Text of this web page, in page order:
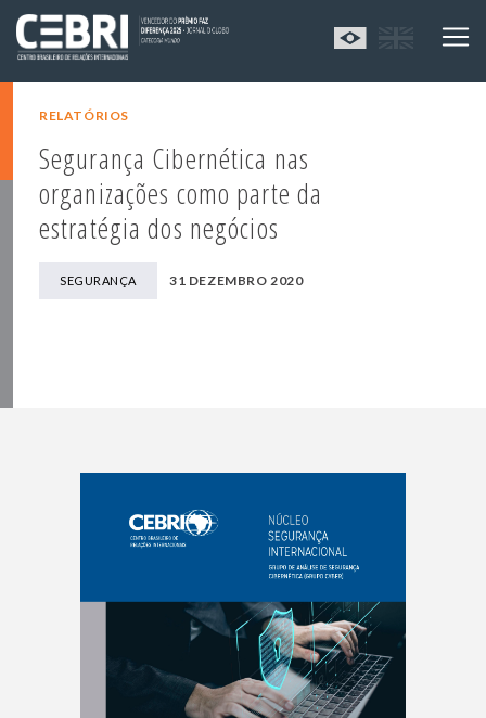
RELATÓRIOS
Segurança Cibernética nas
organizações como parte da
estratégia dos negócios
SEGURANÇA 31 DEZEMBRO 2020